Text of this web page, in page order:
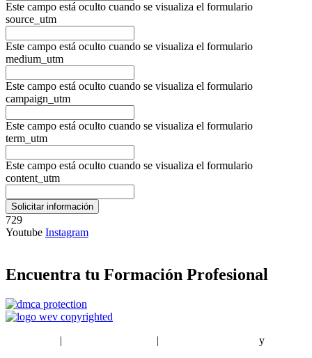
Este campo está oculto cuando se visualiza el formulario
source_utm
Este campo está oculto cuando se visualiza el formulario
medium_utm
Este campo está oculto cuando se visualiza el formulario
campaign_utm
Este campo está oculto cuando se visualiza el formulario
term_utm
Este campo está oculto cuando se visualiza el formulario
content_utm
729
Youtube Instagram
Encuentra tu Formación Profesional
| | y